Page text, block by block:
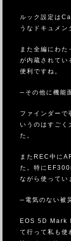
ルック設定は
うなドキュメン
また全編にわ
が内蔵されてい
便利ですね。
─その他に機能
ファインダー
いうのはすご
た。
またREC中に
た。特に
ながら使ってい
─電気のない被
EOS 5D Mark
て行って私も